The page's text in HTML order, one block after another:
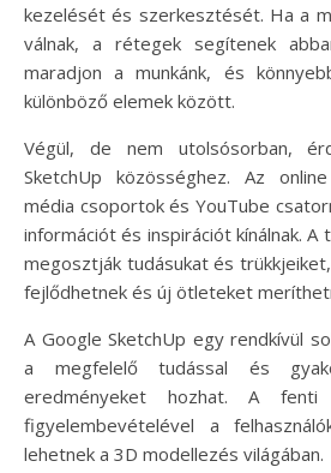
kezelését és szerkesztését. Ha a
válnak, a rétegek segítenek
maradjon a munkánk, és
különböző elemek között.
Végül, de nem utolsósorban,
SketchUp közösséghez. Az
média csoportok és YouTube
információt és inspirációt kínálnak. A
megosztják tudásukat és
fejlődhetnek és új ötleteket
A Google SketchUp egy rendkívül
a megfelelő tudással és
eredményeket hozhat. A
figyelembevételével a
lehetnek a 3D modellezés világában.